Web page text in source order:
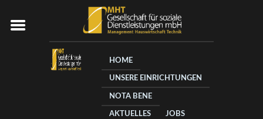
HOME
UNSERE EINRICHTUNGEN
NOTA BENE
AKTUELLES JOBS